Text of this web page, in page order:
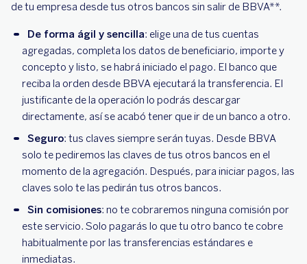
de tu empresa desde tus otros bancos sin salir de BBVA**.
De forma ágil y sencilla: elige una de tus cuentas
agregadas, completa los datos de beneficiario, importe y
concepto y listo, se habrá iniciado el pago. El banco que
reciba la orden desde BBVA ejecutará la transferencia. El
justificante de la operación lo podrás descargar
directamente, así se acabó tener que ir de un banco a otro.
Seguro: tus claves siempre serán tuyas. Desde BBVA
solo te pediremos las claves de tus otros bancos en el
momento de la agregación. Después, para iniciar pagos, las
claves solo te las pedirán tus otros bancos.
Sin comisiones: no te cobraremos ninguna comisión por
este servicio. Solo pagarás lo que tu otro banco te cobre
habitualmente por las transferencias estándares e
inmediatas.